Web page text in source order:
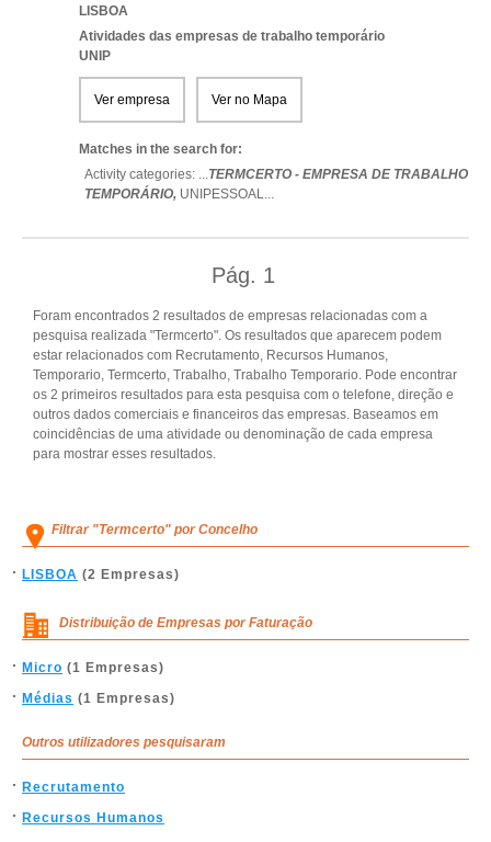
LISBOA
Atividades das empresas de trabalho temporário
UNIP
Ver empresa Ver no Mapa
Matches in the search for:
Activity categories: ...TERMCERTO - EMPRESA DE TRABALHO
TEMPORÁRIO, UNIPESSOAL...
Pág. 1
Foram encontrados 2 resultados de empresas relacionadas com a
pesquisa realizada "Termcerto". Os resultados que aparecem podem
estar relacionados com Recrutamento, Recursos Humanos,
Temporario, Termcerto, Trabalho, Trabalho Temporario. Pode encontrar
os 2 primeiros resultados para esta pesquisa com o telefone, direção e
outros dados comerciais e financeiros das empresas. Baseamos em
coincidências de uma atividade ou denominação de cada empresa
para mostrar esses resultados.
Filtrar "Termcerto" por Concelho
LISBOA (2 Empresas)
Distribuição de Empresas por Faturação
Micro (1 Empresas)
Médias (1 Empresas)
Outros utilizadores pesquisaram
Recrutamento
Recursos Humanos